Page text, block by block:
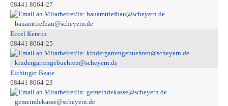
08441 8064-27
bauamttiefbau@scheyern.de
Eccel Kerstin
08441 8064-25
kindergartengebuehren@scheyern.de
Eichinger Beate
08441 8064-23
gemeindekasse@scheyern.de